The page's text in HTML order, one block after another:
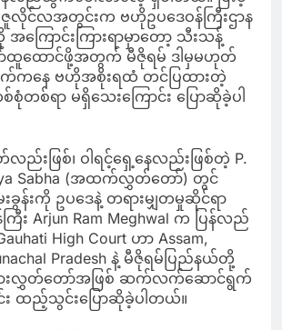
လိုင်လအတွင်းက ဗဟိုဥပဒေဝန်ကြီးဌာန
ြောင်းကြားရာမှာတော့ သီးသန့်
ထူထောင်ဖို့အတွက် မီဇိုရမ် ဒါမှမဟုတ်
ကနေ ဗဟိုအစိုးရထံ တင်ပြထားတဲ့
တစ်ရာ မရှိသေးကြောင်း ပြောဆိုခဲ့ပါ
းဖြစ်၊ ဝါရင့်ရှေ့နေလည်းဖြစ်တဲ့ P.
Sabha (အထက်လွှတ်တော်) တွင်
းခွန်းကို ဥပဒေနဲ့ တရားမျှတမှုဆိုင်ရာ
ြီး Arjun Ram Meghwal က ပြန်လည်
High Court ဟာ Assam,
Pradesh နဲ့ မီဇိုရမ်ပြည်နယ်တို့
လွှတ်တော်အဖြစ် ဆက်လက်ဆောင်ရွက်
း ထည့်သွင်းပြောဆိုခဲ့ပါတယ်။